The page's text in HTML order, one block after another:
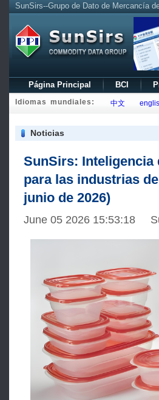
SunSirs--Grupo de Dato de Mercancía
Página Principal BCI
Idiomas mundiales: 中文
Noticias
SunSirs: Inteligencia
para las industrias
junio de 2026)
June 05 2026 15:53:18